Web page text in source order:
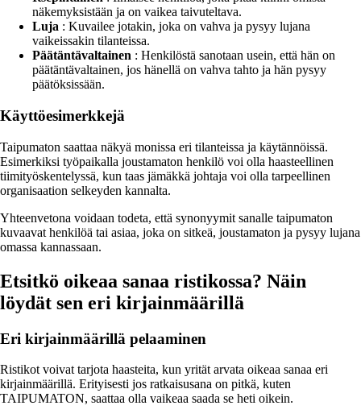
näkemyksistään ja on vaikea taivuteltava.
Luja : Kuvailee jotakin, joka on vahva ja pysyy lujana
vaikeissakin tilanteissa.
Päätäntävaltainen : Henkilöstä sanotaan usein, että hän on
päätäntävaltainen, jos hänellä on vahva tahto ja hän pysyy
päätöksissään.
Käyttöesimerkkejä
Taipumaton saattaa näkyä monissa eri tilanteissa ja käytännöissä.
Esimerkiksi työpaikalla joustamaton henkilö voi olla haasteellinen
tiimityöskentelyssä, kun taas jämäkkä johtaja voi olla tarpeellinen
organisaation selkeyden kannalta.
Yhteenvetona voidaan todeta, että synonyymit sanalle taipumaton
kuvaavat henkilöä tai asiaa, joka on sitkeä, joustamaton ja pysyy lujana
omassa kannassaan.
Etsitkö oikeaa sanaa ristikossa? Näin
löydät sen eri kirjainmäärillä
Eri kirjainmäärillä pelaaminen
Ristikot voivat tarjota haasteita, kun yrität arvata oikeaa sanaa eri
kirjainmäärillä. Erityisesti jos ratkaisusana on pitkä, kuten
TAIPUMATON, saattaa olla vaikeaa saada se heti oikein.